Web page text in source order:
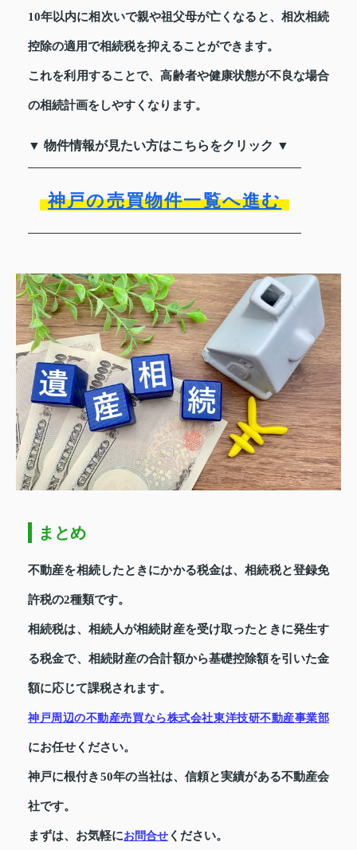
10年以内に相次いで親や祖父母が亡くなると、相次相続
控除の適用で相続税を抑えることができます。
これを利用することで、高齢者や健康状態が不良な場合
の相続計画をしやすくなります。
▼ 物件情報が見たい方はこちらをクリック ▼
神戸の売買物件一覧へ進む
まとめ
不動産を相続したときにかかる税金は、相続税と登録免
許税の2種類です。
相続税は、相続人が相続財産を受け取ったときに発生す
る税金で、相続財産の合計額から基礎控除額を引いた金
額に応じて課税されます。
神戸周辺の不動産売買なら株式会社東洋技研不動産事業部
にお任せください。
神戸に根付き50年の当社は、信頼と実績がある不動産会
社です。
まずは、お気軽にお問合せ ください。